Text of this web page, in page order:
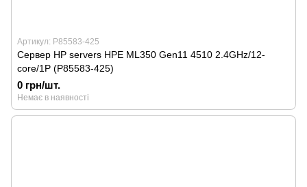
Артикул: P85583-425
Сервер HP servers HPE ML350 Gen11 4510 2.4GHz/12-
core/1P (P85583-425)
0 грн/шт.
Немає в наявності